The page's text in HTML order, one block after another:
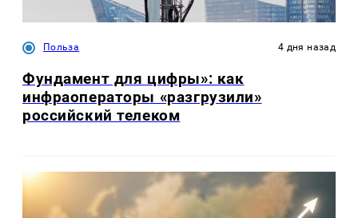
Польза 4 дня назад
Фундамент для цифры»: как
инфраоператоры «разгрузили»
российский телеком